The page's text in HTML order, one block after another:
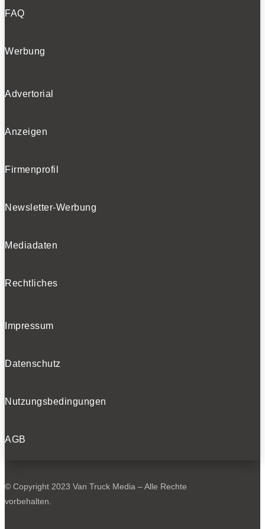
FAQ
Werbung
Advertorial
Anzeigen
Firmenprofil
Newsletter-Werbung
Mediadaten
Rechtliches
Impressum
Datenschutz
Nutzungsbedingungen
AGB
© Copyright 2023 Van Truck Media – Alle Rechte
vorbehalten.